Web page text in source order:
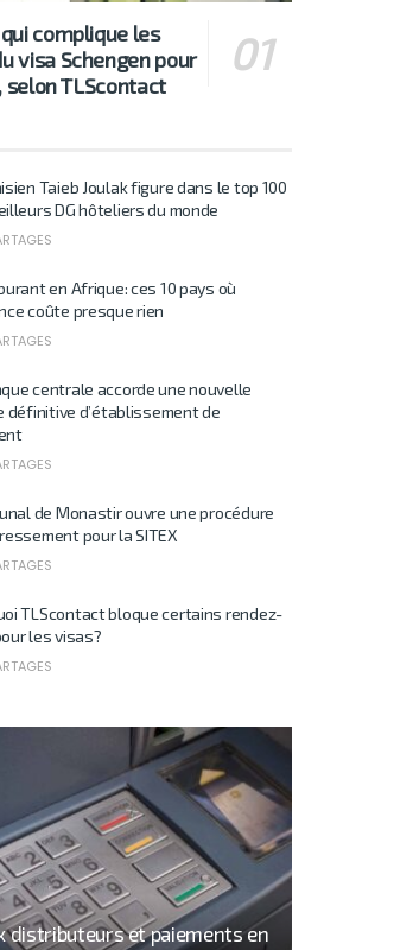
complique les
visa Schengen pour
selon TLScontact
Taieb Joulak figure dans le top 100
DG hôteliers du monde
en Afrique: ces 10 pays où
coûte presque rien
centrale accorde une nouvelle
définitive d’établissement de
de Monastir ouvre une procédure
pour la SITEX
TLScontact bloque certains rendez-
les visas?
distributeurs et paiements en